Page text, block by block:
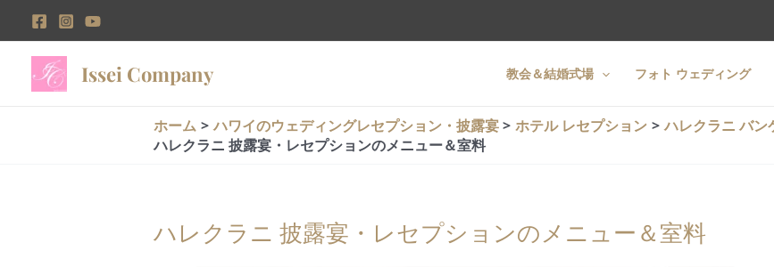
Issei Company 教会＆結婚式場 フォト ウェディング
ホーム ハワイのウェディングレセプション・披露宴 ホテル レセプション
ハレクラニ バン
ハレクラニ 披露宴・レセプションのメニュー＆室料
ハレクラニ 披露宴・レセプションのメニュー＆室料